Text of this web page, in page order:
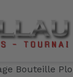
Bouteille